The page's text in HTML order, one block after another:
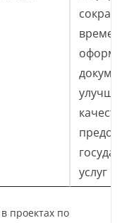
услуг
проектах по